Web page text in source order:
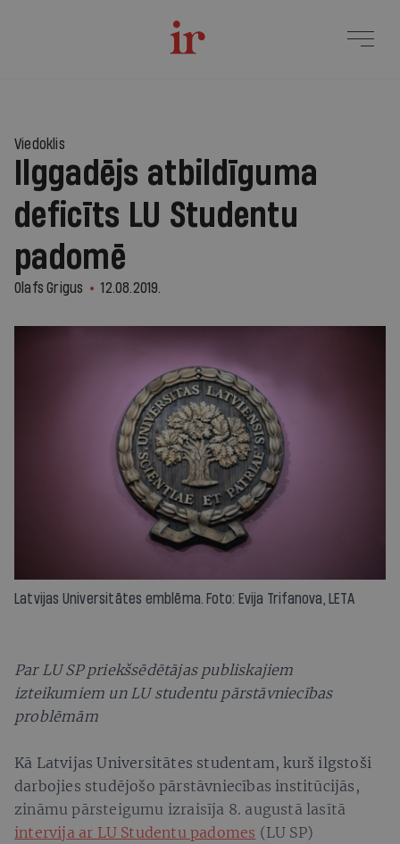
Viedoklis
Ilggadējs atbildīguma
deficīts LU Studentu
padomē
Olafs Grigus 12.08.2019.
Latvijas Universitātes emblēma. Foto: Evija Trifanova, LETA
Par LU SP priekšsēdētājas publiskajiem
izteikumiem un LU studentu pārstāvniecības
problēmām
Kā Latvijas Universitātes studentam, kurš ilgstoši
darbojies studējošo pārstāvniecības institūcijās,
zināmu pārsteigumu izraisīja 8. augustā lasītā
intervija ar LU Studentu padomes (LU SP)